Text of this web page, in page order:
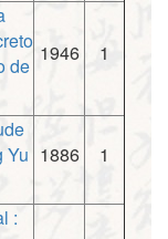
de
1946 1
Yu 1886 1
: